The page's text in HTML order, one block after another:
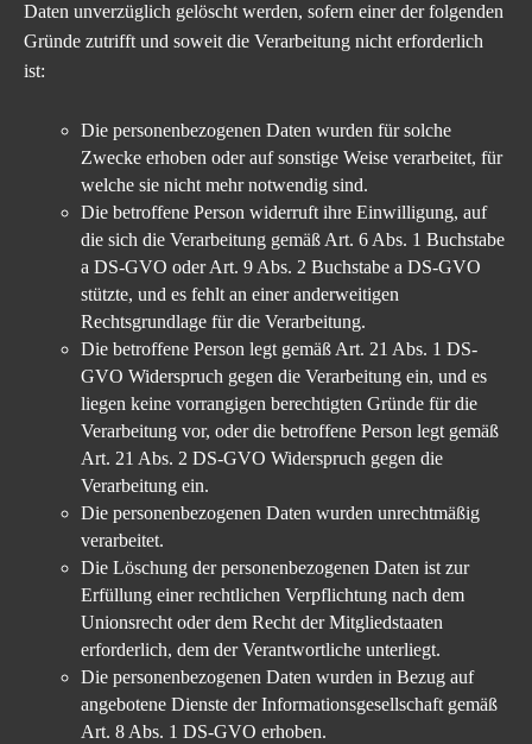
Daten unverzüglich gelöscht werden, sofern einer der folgenden
Gründe zutrifft und soweit die Verarbeitung nicht erforderlich
ist:
Die personenbezogenen Daten wurden für solche
Zwecke erhoben oder auf sonstige Weise verarbeitet, für
welche sie nicht mehr notwendig sind.
Die betroffene Person widerruft ihre Einwilligung, auf
die sich die Verarbeitung gemäß Art. 6 Abs. 1 Buchstabe
a DS-GVO oder Art. 9 Abs. 2 Buchstabe a DS-GVO
stützte, und es fehlt an einer anderweitigen
Rechtsgrundlage für die Verarbeitung.
Die betroffene Person legt gemäß Art. 21 Abs. 1 DS-
GVO Widerspruch gegen die Verarbeitung ein, und es
liegen keine vorrangigen berechtigten Gründe für die
Verarbeitung vor, oder die betroffene Person legt gemäß
Art. 21 Abs. 2 DS-GVO Widerspruch gegen die
Verarbeitung ein.
Die personenbezogenen Daten wurden unrechtmäßig
verarbeitet.
Die Löschung der personenbezogenen Daten ist zur
Erfüllung einer rechtlichen Verpflichtung nach dem
Unionsrecht oder dem Recht der Mitgliedstaaten
erforderlich, dem der Verantwortliche unterliegt.
Die personenbezogenen Daten wurden in Bezug auf
angebotene Dienste der Informationsgesellschaft gemäß
Art. 8 Abs. 1 DS-GVO erhoben.